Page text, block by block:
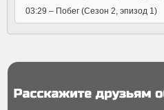
03:29 – Побег (Сезон 2, эпизод 1)